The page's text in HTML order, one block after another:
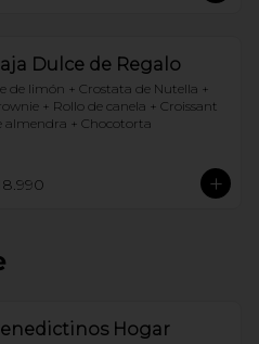
Dulce de Regalo
de limón + Crostata de Nutella +
+ Rollo de canela + Croissant
almendra + Chocotorta
Hogar